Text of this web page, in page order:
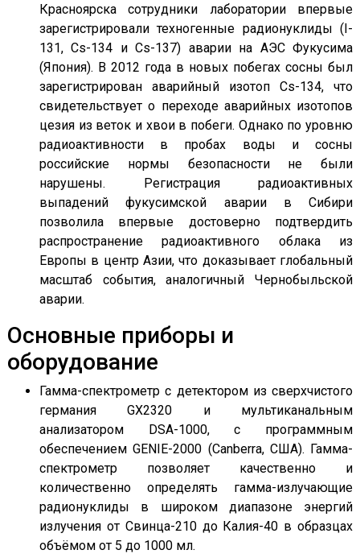
Красноярска сотрудники лаборатории впервые
зарегистрировали техногенные радионуклиды (I-
131, Cs-134 и Cs-137) аварии на АЭС Фукусима
(Япония). В 2012 года в новых побегах сосны был
зарегистрирован аварийный изотоп Cs-134, что
свидетельствует о переходе аварийных изотопов
цезия из веток и хвои в побеги. Однако по уровню
радиоактивности в пробах воды и сосны
российские нормы безопасности не были
нарушены. Регистрация радиоактивных
выпадений фукусимской аварии в Сибири
позволила впервые достоверно подтвердить
распространение радиоактивного облака из
Европы в центр Азии, что доказывает глобальный
масштаб события, аналогичный Чернобыльской
аварии.
Основные приборы и
оборудование
Гамма-спектрометр с детектором из сверхчистого
германия GX2320 и мультиканальным
анализатором DSA-1000, с программным
обеспечением GENIE-2000 (Canberra, США). Гамма-
спектрометр позволяет качественно и
количественно определять гамма-излучающие
радионуклиды в широком диапазоне энергий
излучения от Свинца-210 до Калия-40 в образцах
объёмом от 5 до 1000 мл.